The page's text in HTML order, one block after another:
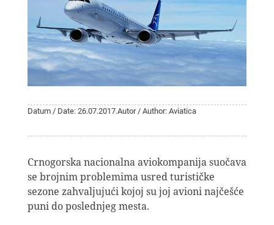
Datum / Date: 26.07.2017.Autor / Author: Aviatica
Crnogorska nacionalna aviokompanija suočava
se brojnim problemima usred turističke
sezone zahvaljujući kojoj su joj avioni najčešće
puni do poslednjeg mesta.